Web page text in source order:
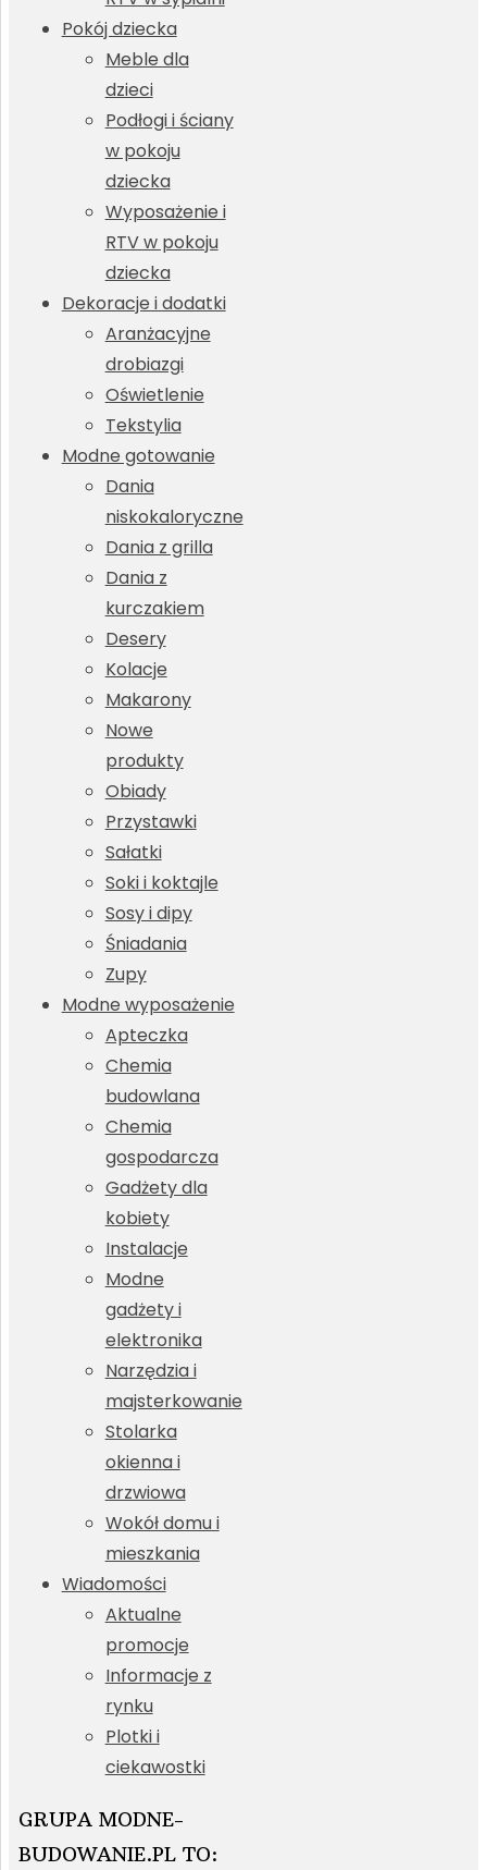
Pokój dziecka
Meble dla
dzieci
Podłogi i ściany
w pokoju
dziecka
Wyposażenie i
RTV w pokoju
dziecka
Dekoracje i dodatki
Aranżacyjne
drobiazgi
Oświetlenie
Tekstylia
Modne gotowanie
Dania
niskokaloryczne
Dania z grilla
Dania z
kurczakiem
Desery
Kolacje
Makarony
Nowe
produkty
Obiady
Przystawki
Sałatki
Soki i koktajle
Sosy i dipy
Śniadania
Zupy
Modne wyposażenie
Apteczka
Chemia
budowlana
Chemia
gospodarcza
Gadżety dla
kobiety
Instalacje
Modne
gadżety i
elektronika
Narzędzia i
majsterkowanie
Stolarka
okienna i
drzwiowa
Wokół domu i
mieszkania
Wiadomości
Aktualne
promocje
Informacje z
rynku
Plotki i
ciekawostki
GRUPA MODNE-
BUDOWANIE.PL TO: